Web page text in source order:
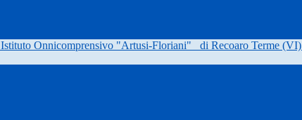
Istituto Onnicomprensivo "Artusi-Floriani" di Recoaro Terme (VI)